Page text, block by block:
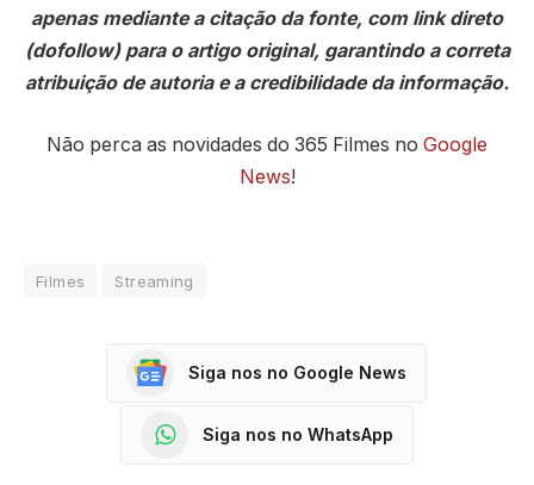
apenas mediante a citação da fonte, com link direto
(dofollow) para o artigo original, garantindo a correta
atribuição de autoria e a credibilidade da informação.
Não perca as novidades do 365 Filmes no Google
News!
Filmes Streaming
Siga nos no Google News
Siga nos no WhatsApp